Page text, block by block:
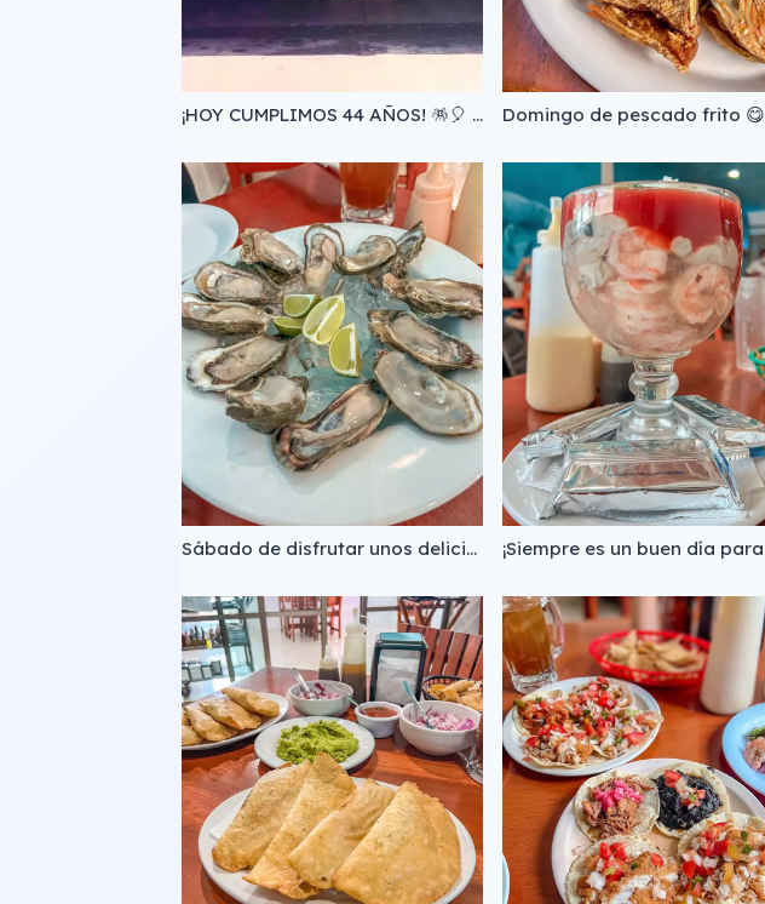
¡HOY CUMPLIMOS 44 AÑOS! 🪅🎈 ¡Un día como hoy de 1979 iniciamos este largo camino que GRACIAS A TI hemos podido continuar! 📸 Foto de 1995. Domingo de pescado frito 😋
Sábado de disfrutar unos deliciosos ostiones en su concha 🤤